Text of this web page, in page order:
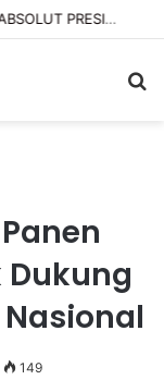
PENGGANTIAN KAPOLRI”KOMPETENSI ABSOLUT PRESIDEN”
Dukung
149